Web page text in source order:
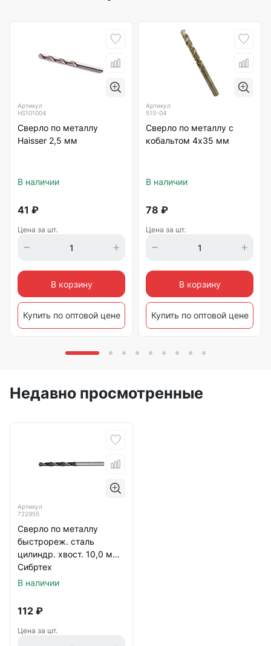
Артикул
HS101004
Сверло по металлу
Haisser 2,5 мм
В наличии
41 ₽
Цена за шт.
В корзину
Купить по оптовой цене
Артикул
515-04
Сверло по металлу с
кобальтом 4х35 мм
В наличии
78 ₽
Цена за шт.
В корзину
Купить по оптовой цене
Недавно просмотренные
Артикул
722955
Сверло по металлу
быстрореж. сталь
цилиндр. хвост. 10,0 мм
Сибртех
В наличии
112 ₽
Цена за шт.